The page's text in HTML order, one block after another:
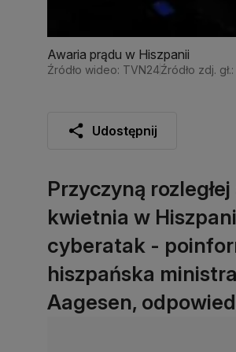
Awaria prądu w Hiszpanii
Źródło wideo: TVN24Źródło zdj.
Udostępnij
Przyczyną
kwietnia w
cyberatak -
hiszpańska
Aagesen,